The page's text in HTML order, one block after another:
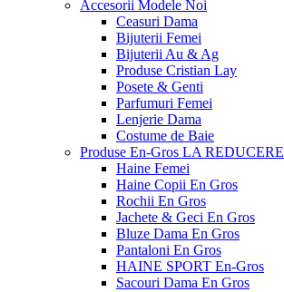
Accesorii Modele Noi
Ceasuri Dama
Bijuterii Femei
Bijuterii Au & Ag
Produse Cristian Lay
Posete & Genti
Parfumuri Femei
Lenjerie Dama
Costume de Baie
Produse En-Gros LA REDUCERE
Haine Femei
Haine Copii En Gros
Rochii En Gros
Jachete & Geci En Gros
Bluze Dama En Gros
Pantaloni En Gros
HAINE SPORT En-Gros
Sacouri Dama En Gros